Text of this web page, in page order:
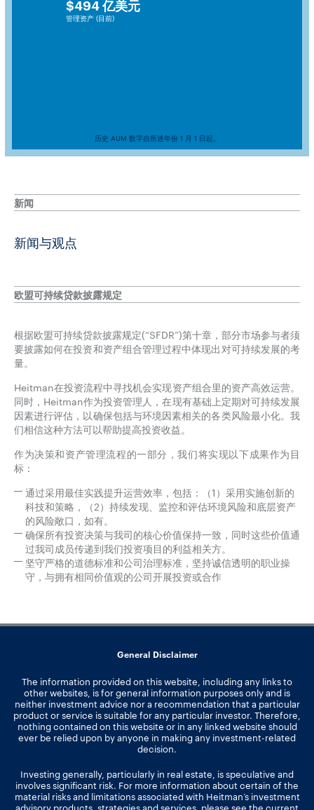
历史 AUM 数字自所述年份 1 月 1 日起。
$494 亿美元
管理资产 (目前)
新闻
新闻与观点
欧盟可持续贷款披露规定
根据欧盟可持续贷款披露规定(“SFDR”)第十章，部分市场参与者须
要披露如何在投资和资产组合管理过程中体现出对可持续发展的考
量。
Heitman在投资流程中寻找机会实现资产组合里的资产高效运营。
同时，Heitman作为投资管理人，在现有基础上定期对可持续发展
因素进行评估，以确保包括与环境因素相关的各类风险最小化。我
们相信这种方法可以帮助提高投资收益。
作为决策和资产管理流程的一部分，我们将实现以下成果作为目
标：
通过采用最佳实践提升运营效率，包括：（1）采用实施创新的
科技和策略，（2）持续发现、监控和评估环境风险和底层资产
的风险敞口，如有。
确保所有投资决策与我司的核心价值保持一致，同时这些价值通
过我司成员传递到我们投资项目的利益相关方。
坚守严格的道德标准和公司治理标准，坚持诚信透明的职业操
守，与拥有相同价值观的公司开展投资或合作
General Disclaimer
The information provided on this website, including any links to
other websites, is for general information purposes only and is
neither investment advice nor a recommendation that a particular
product or service is suitable for any particular investor. Therefore,
nothing contained on this website or in any linked website should
ever be relied upon by anyone in making any investment-related
decision.
Investing generally, particularly in real estate, is speculative and
involves significant risk. For more information about certain of the
material risks and limitations associated with Heitman’s investment
advisory products, strategies and services, please see the current